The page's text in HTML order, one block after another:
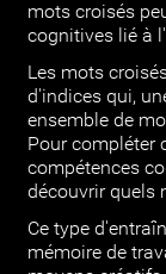
mots croisés
cognitives lié à
Les mots
d'indices qui,
ensemble de
Pour compléter
compétences
découvrir quels
Ce type
mémoire de